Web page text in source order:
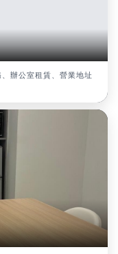
辦公室租賃、營業地址